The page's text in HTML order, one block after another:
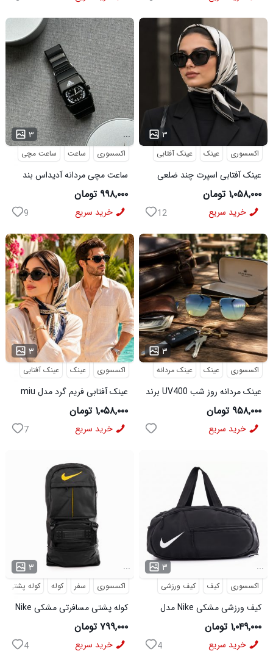
۳ ...
اکسسوری ساعت ساعت مچی
ساعت مچی مردانه آدیداس بند
استیل فنری لوکس مشکی
۹۹۸,۰۰۰ تومان
خرید سریع 9
۳
اکسسوری عینک عینک آفتابی
عینک آفتابی اسپرت چند ضلعی
مدل Dior
۱,۰۵۸,۰۰۰ تومان
خرید سریع 12
۳ ...
اکسسوری عینک عینک آفتابی
عینک آفتابی فریم گرد مدل miu
miu
۱,۰۵۸,۰۰۰ تومان
خرید سریع 7
۳ ...
اکسسوری عینک عینک مردانه
عینک مردانه روز شب UV400 برند
میباخ
۹۵۸,۰۰۰ تومان
خرید سریع
۳ ...
اکسسوری سفر کوله کوله پشتی
کوله پشتی مسافرتی مشکی Nike
مدل 50693
۷۹۹,۰۰۰ تومان
خرید سریع 4
۳ ...
اکسسوری کیف کیف ورزشی
کیف ورزشی مشکی Nike مدل
50700
۱,۰۴۹,۰۰۰ تومان
خرید سریع 4